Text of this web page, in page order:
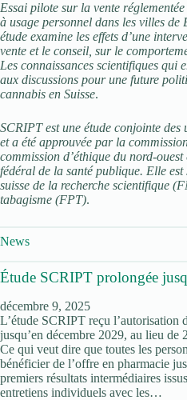
Essai pilote sur la vente
à usage personnel dans les villes de
étude examine les effets d’une
vente et le conseil, sur le
Les connaissances scientifiques qui
aux discussions pour une future
cannabis en Suisse.
SCRIPT est une étude conjointe
et a été approuvée par la
commission d’éthique du nord-
fédéral de la santé publique. Elle
suisse de la recherche scientifique
tabagisme (FPT).
News
Étude SCRIPT prolongée
décembre 9, 2025
L’étude SCRIPT reçu l’autorisation
jusqu’en décembre 2029, au lieu
Ce qui veut dire que toutes les
bénéficier de l’offre en pharmacie
premiers résultats intermédiaires
entretiens individuels avec les…